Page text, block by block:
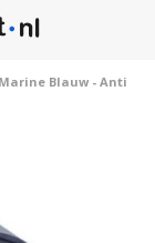
Blauw - Anti